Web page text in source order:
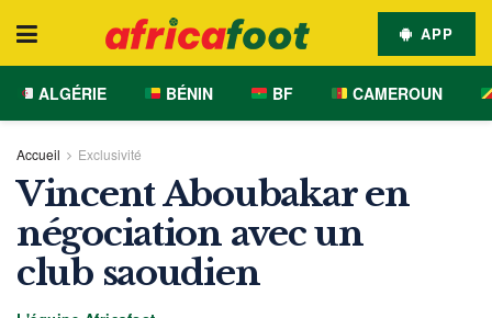
APP
ALGÉRIE BÉNIN BF CAMEROUN
Accueil Exclusivité
Vincent Aboubakar en
négociation avec un
club saoudien